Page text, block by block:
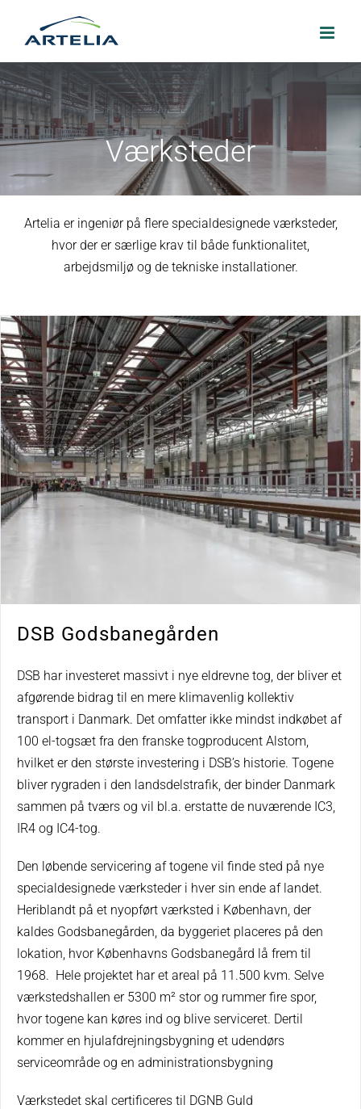
Værksteder
Artelia er ingeniør på flere specialdesignede værksteder,
hvor der er særlige krav til både funktionalitet,
arbejdsmiljø og de tekniske installationer.
DSB Godsbanegården
DSB har investeret massivt i nye eldrevne tog, der bliver et
afgørende bidrag til en mere klimavenlig kollektiv
transport i Danmark. Det omfatter ikke mindst indkøbet af
100 el-togsæt fra den franske togproducent Alstom,
hvilket er den største investering i DSB’s historie. Togene
bliver rygraden i den landsdelstrafik, der binder Danmark
sammen på tværs og vil bl.a. erstatte de nuværende IC3,
IR4 og IC4-tog.
Den løbende servicering af togene vil finde sted på nye
specialdesignede værksteder i hver sin ende af landet.
Heriblandt på et nyopført værksted i København, der
kaldes Godsbanegården, da byggeriet placeres på den
lokation, hvor Københavns Godsbanegård lå frem til
1968. Hele projektet har et areal på 11.500 kvm. Selve
værkstedshallen er 5300 m² stor og rummer fire spor,
hvor togene kan køres ind og blive serviceret. Dertil
kommer en hjulafdrejningsbygning et udendørs
serviceområde og en administrationsbygning
Værkstedet skal certificeres til DGNB Guld